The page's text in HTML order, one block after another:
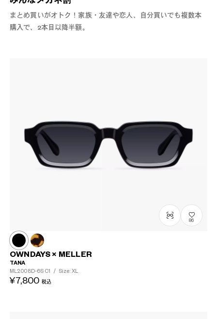
まとめ買いがオトク！家族・友達や恋人、自分買いでも複数本
購入で、2本目以降半額。
86
OWNDAYS × MELLER
TANA
ML2008D-6S C1 / Size: XL
¥7,800 税込